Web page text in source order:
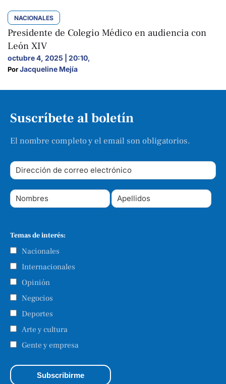
NACIONALES
Presidente de Colegio Médico en audiencia con
León XIV
octubre 4, 2025 | 20:10,
Por Jacqueline Mejía
Suscríbete al boletín
El nombre completo y el email son obligatorios.
Temas de interés:
Nacionales
Internacionales
Opinión
Negocios
Deportes
Arte y cultura
Gente y empresa